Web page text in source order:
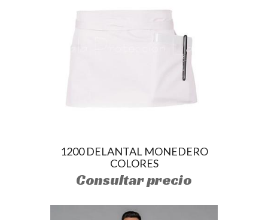
1200 DELANTAL MONEDERO
COLORES
Consultar precio